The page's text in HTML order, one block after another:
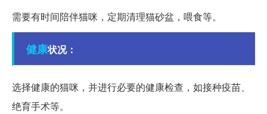
需要有时间陪伴猫咪，定期清理猫砂盆，喂食等。
健康状况：
选择健康的猫咪，并进行必要的健康检查，如接种疫苗、
绝育手术等。